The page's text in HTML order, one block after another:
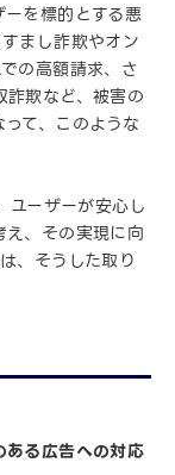
を標的とする悪
まし詐欺やオン
の高額請求、さ
欺など、被害の
て、このような
ユーザーが安心し
、その実現に向
、そうした取り
ある広告への対応